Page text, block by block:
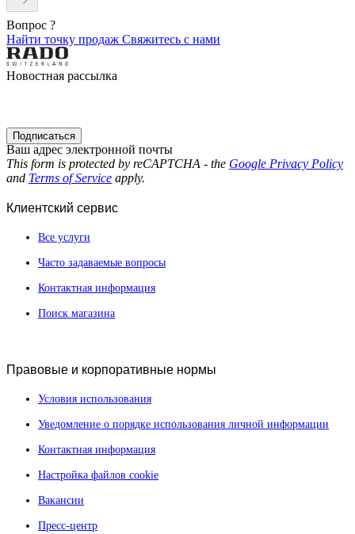
Вопрос ?
Найти точку продаж Свяжитесь с нами
Новостная рассылка
Ваш адрес электронной почты
Подписаться
This form is protected by reCAPTCHA - the Google Privacy Policy
and Terms of Service apply.
Клиентский сервис
Все услуги
Часто задаваемые вопросы
Контактная информация
Поиск магазина
Правовые и корпоративные нормы
Условия использования
Уведомление о порядке использования личной информации
Контактная информация
Настройка файлов cookie
Вакансии
Пресс-центр